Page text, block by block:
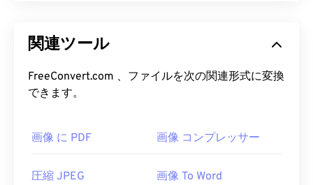
関連ツール
FreeConvert.com 、ファイルを次の関連形式に変換
できます。
画像 に PDF 画像 コンプレッサー
圧縮 JPEG 画像 To Word